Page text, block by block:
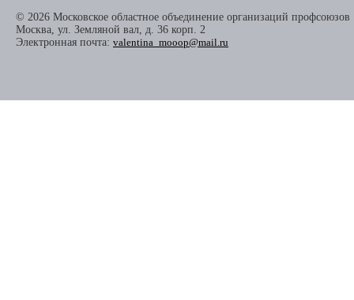
© 2026 Московское областное объединение организаций профсоюзов
Москва, ул. Земляной вал, д. 36 корп. 2
Электронная почта: valentina_mooop@mail.ru